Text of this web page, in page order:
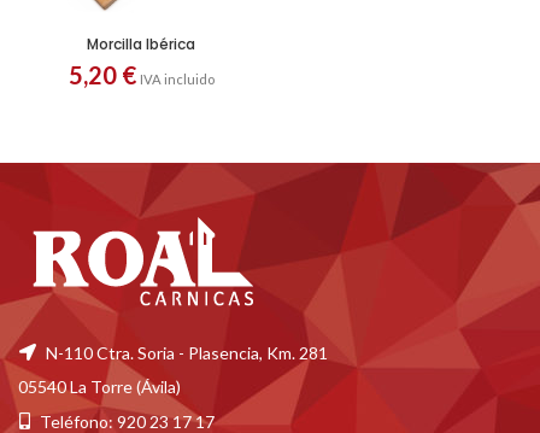
Morcilla Ibérica
5,20 € IVA incluido
N-110 Ctra. Soria - Plasencia, Km. 281
05540 La Torre (Ávila)
Teléfono: 920 23 17 17